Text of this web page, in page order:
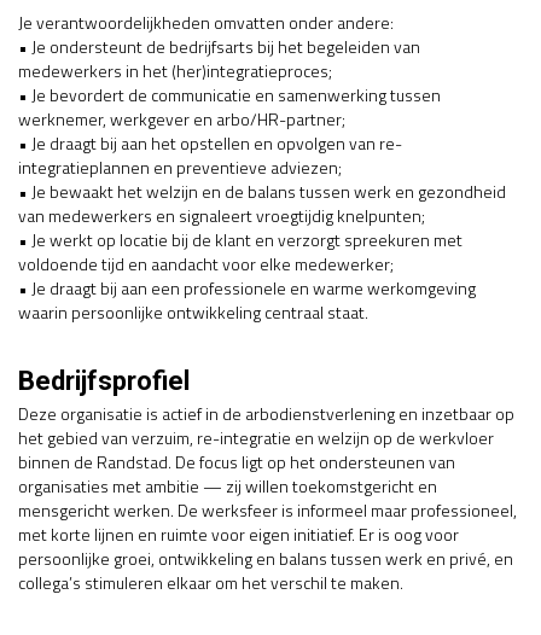
Je verantwoordelijkheden omvatten onder andere:
• Je ondersteunt de bedrijfsarts bij het begeleiden van
medewerkers in het (her)integratieproces;
• Je bevordert de communicatie en samenwerking tussen
werknemer, werkgever en arbo­/HR-partner;
• Je draagt bij aan het opstellen en opvolgen van re-
integratieplannen en preventieve adviezen;
• Je bewaakt het welzijn en de balans tussen werk en gezondheid
van medewerkers en signaleert vroegtijdig knelpunten;
• Je werkt op locatie bij de klant en verzorgt spreekuren met
voldoende tijd en aandacht voor elke medewerker;
• Je draagt bij aan een professionele en warme werkomgeving
waarin persoonlijke ontwikkeling centraal staat.
Bedrijfsprofiel
Deze organisatie is actief in de arbodienstverlening en inzetbaar op
het gebied van verzuim, re-integratie en welzijn op de werkvloer
binnen de Randstad. De focus ligt op het ondersteunen van
organisaties met ambitie — zij willen toekomstgericht en
mensgericht werken. De werksfeer is informeel maar professioneel,
met korte lijnen en ruimte voor eigen initiatief. Er is oog voor
persoonlijke groei, ontwikkeling en balans tussen werk en privé, en
collega’s stimuleren elkaar om het verschil te maken.